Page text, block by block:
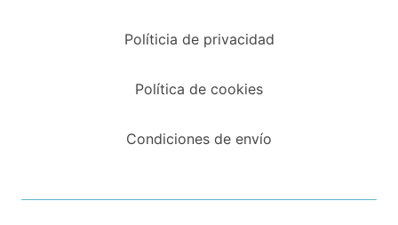
Políticia de privacidad
Política de cookies
Condiciones de envío